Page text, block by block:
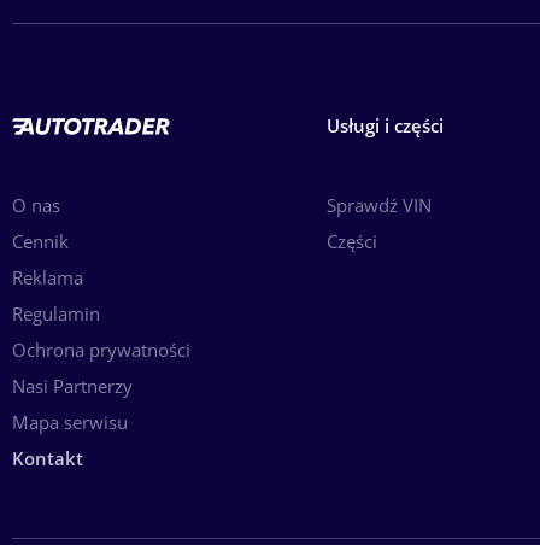
O nas
Cennik
Reklama
Regulamin
Ochrona prywatności
Nasi Partnerzy
Mapa serwisu
Kontakt
Usługi i części
Sprawdź VIN
Części